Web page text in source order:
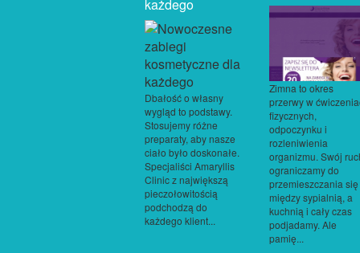
każdego
Dbałość o własny
wygląd to podstawy.
Stosujemy różne
preparaty, aby nasze
ciało było doskonałe.
Specjaliści Amaryllis
Clinic z największą
pieczołowitością
podchodzą do
każdego klient...
Zimna to okres
przerwy w
fizycznych,
odpoczynku i
rozleniwienia
organizmu. Swój
ograniczamy do
przemieszczania się
między sypialnią, a
kuchnią i cały czas
podjadamy. Ale
pamię...